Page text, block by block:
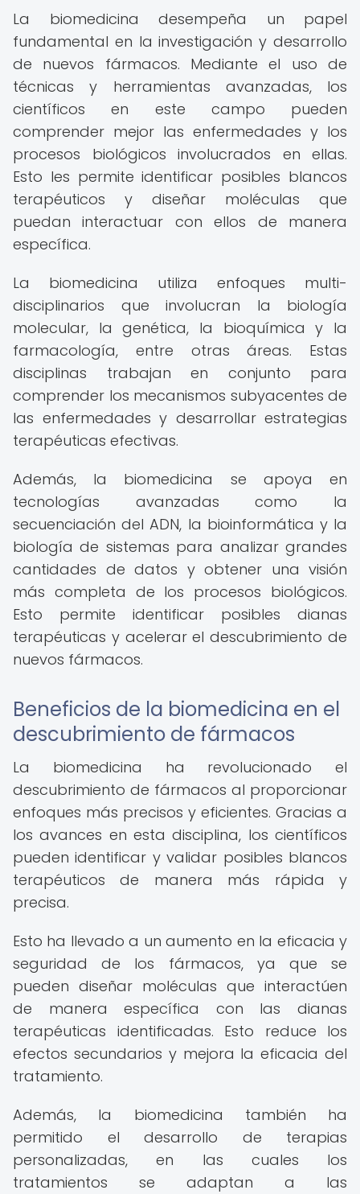
La biomedicina desempeña un papel
fundamental en la investigación y desarrollo
de nuevos fármacos. Mediante el uso de
técnicas y herramientas avanzadas, los
científicos en este campo pueden
comprender mejor las enfermedades y los
procesos biológicos involucrados en ellas.
Esto les permite identificar posibles blancos
terapéuticos y diseñar moléculas que
puedan interactuar con ellos de manera
específica.
La biomedicina utiliza enfoques multi-
disciplinarios que involucran la biología
molecular, la genética, la bioquímica y la
farmacología, entre otras áreas. Estas
disciplinas trabajan en conjunto para
comprender los mecanismos subyacentes de
las enfermedades y desarrollar estrategias
terapéuticas efectivas.
Además, la biomedicina se apoya en
tecnologías avanzadas como la
secuenciación del ADN, la bioinformática y la
biología de sistemas para analizar grandes
cantidades de datos y obtener una visión
más completa de los procesos biológicos.
Esto permite identificar posibles dianas
terapéuticas y acelerar el descubrimiento de
nuevos fármacos.
Beneficios de la biomedicina en el
descubrimiento de fármacos
La biomedicina ha revolucionado el
descubrimiento de fármacos al proporcionar
enfoques más precisos y eficientes. Gracias a
los avances en esta disciplina, los científicos
pueden identificar y validar posibles blancos
terapéuticos de manera más rápida y
precisa.
Esto ha llevado a un aumento en la eficacia y
seguridad de los fármacos, ya que se
pueden diseñar moléculas que interactúen
de manera específica con las dianas
terapéuticas identificadas. Esto reduce los
efectos secundarios y mejora la eficacia del
tratamiento.
Además, la biomedicina también ha
permitido el desarrollo de terapias
personalizadas, en las cuales los
tratamientos se adaptan a las